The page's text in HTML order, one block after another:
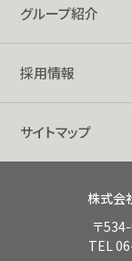
グループ紹介
採用情報
サイトマップ
株式会
〒
TEL